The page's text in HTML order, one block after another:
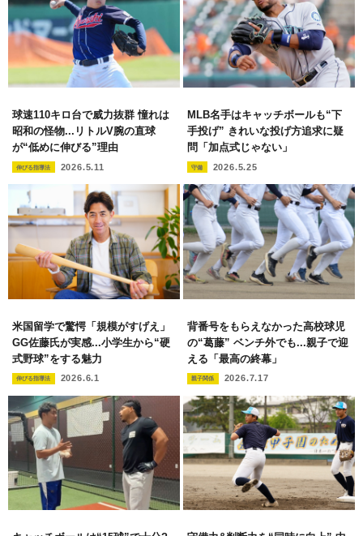
球速110キロ台で威力抜群 憧れは
昭和の怪物...リトルV腕の直球
が“低めに伸びる”理由
伸びる指導法 2026.5.11
MLB名手はキャッチボールも“下
手投げ” きれいな投げ方追求に疑
問「加点式じゃない」
守備 2026.5.25
米国留学で驚愕「規模がすげえ」
GG佐藤氏が実感...小学生から“硬
式野球”をする魅力
伸びる指導法 2026.6.1
背番号をもらえなかった高校球児
の“葛藤” ベンチ外でも...親子で迎
える「最高の終幕」
親子関係 2026.7.17